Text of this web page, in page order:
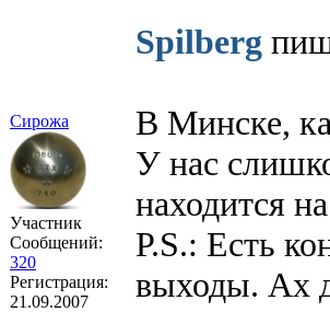
Сирожа
Участник
Сообщений:
320
Регистрация:
21.09.2007
Spilberg
В Минске,
У нас
находится
P.S.: Есть
выходы. Ах